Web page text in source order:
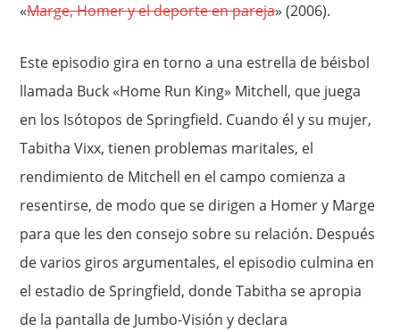
«Marge, Homer y el deporte en pareja» (2006).
Este episodio gira en torno a una estrella de béisbol
llamada Buck «Home Run King» Mitchell, que juega
en los Isótopos de Springfield. Cuando él y su mujer,
Tabitha Vixx, tienen problemas maritales, el
rendimiento de Mitchell en el campo comienza a
resentirse, de modo que se dirigen a Homer y Marge
para que les den consejo sobre su relación. Después
de varios giros argumentales, el episodio culmina en
el estadio de Springfield, donde Tabitha se apropia
de la pantalla de Jumbo-Visión y declara